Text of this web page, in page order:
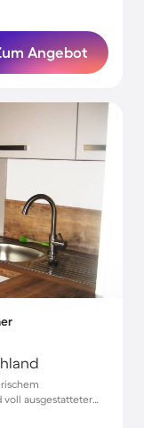
Angebot
voll ausgestatteter